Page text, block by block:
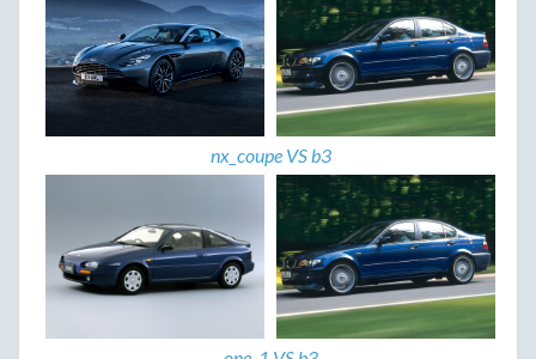
nx_coupe VS b3